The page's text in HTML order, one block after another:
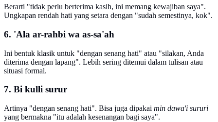
Berarti "tidak perlu berterima kasih, ini memang kewajiban saya".
Ungkapan rendah hati yang setara dengan "sudah semestinya, kok".
6. 'Ala ar-rahbi wa as-sa'ah
Ini bentuk klasik untuk "dengan senang hati" atau "silakan, Anda
diterima dengan lapang". Lebih sering ditemui dalam tulisan atau
situasi formal.
7. Bi kulli surur
Artinya "dengan senang hati". Bisa juga dipakai min dawa'i sururi
yang bermakna "itu adalah kesenangan bagi saya".